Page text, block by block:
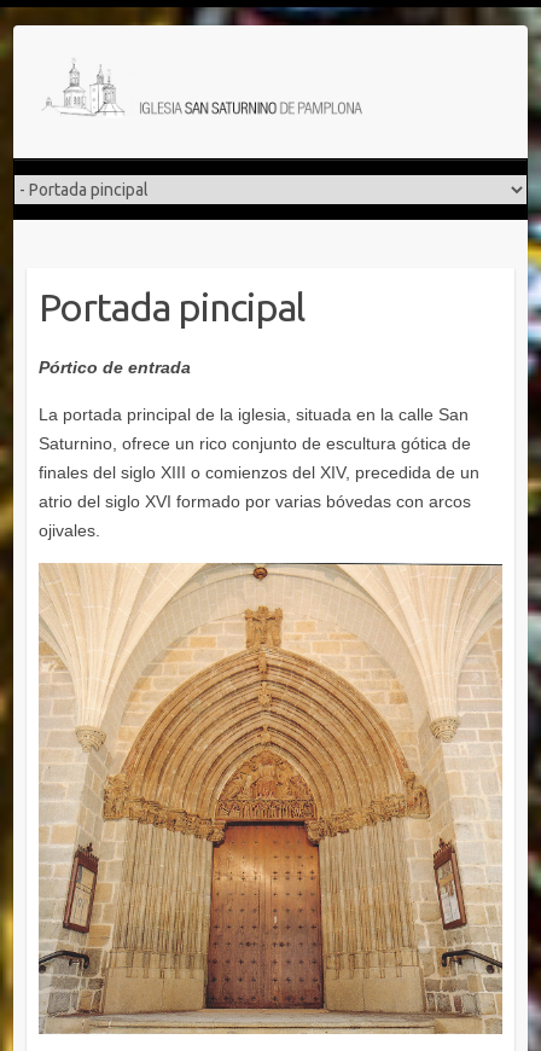
contenido
Portada pincipal
Pórtico de entrada
La portada principal de la iglesia, situada en la calle San
Saturnino, ofrece un rico conjunto de escultura gótica de
finales del siglo XIII o comienzos del XIV, precedida de un
atrio del siglo XVI formado por varias bóvedas con arcos
ojivales.